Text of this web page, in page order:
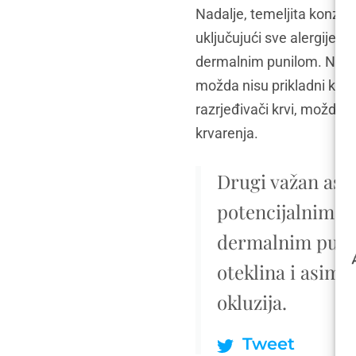
Nadalje, temeljita
uključujući sve alergije,
dermalnim punilom. Na
možda nisu prikladni
razrjeđivači krvi, možda
krvarenja.
Drugi važan
potencijalnim
dermalnim
oteklina i
okluzija.
Tweet